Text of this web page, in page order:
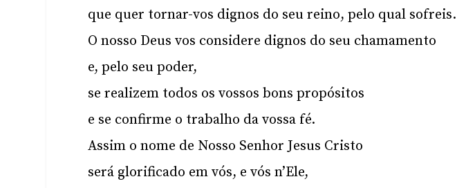
que quer tornar-vos dignos do seu reino, pelo qual sofreis.
O nosso Deus vos considere dignos do seu chamamento
e, pelo seu poder,
se realizem todos os vossos bons propósitos
e se confirme o trabalho da vossa fé.
Assim o nome de Nosso Senhor Jesus Cristo
será glorificado em vós, e vós n’Ele,